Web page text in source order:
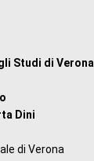
Studi di Verona
Dini
di Verona